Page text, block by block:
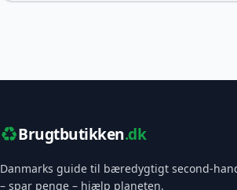
♻️Brugtbutikken.dk
Danmarks guide til bæredygtigt second-
– spar penge – hjælp planeten.